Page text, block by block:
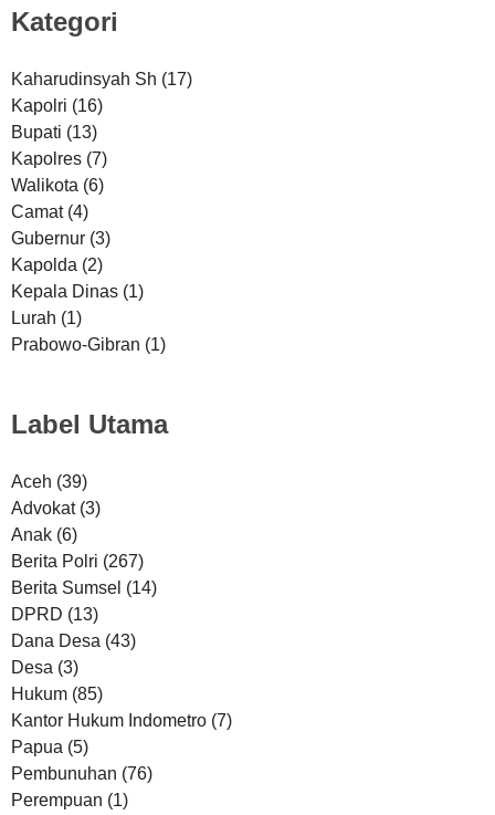
Kategori
Kaharudinsyah Sh (17)
Kapolri (16)
Bupati (13)
Kapolres (7)
Walikota (6)
Camat (4)
Gubernur (3)
Kapolda (2)
Kepala Dinas (1)
Lurah (1)
Prabowo-Gibran (1)
Label Utama
Aceh (39)
Advokat (3)
Anak (6)
Berita Polri (267)
Berita Sumsel (14)
DPRD (13)
Dana Desa (43)
Desa (3)
Hukum (85)
Kantor Hukum Indometro (7)
Papua (5)
Pembunuhan (76)
Perempuan (1)